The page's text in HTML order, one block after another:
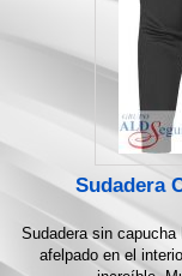
Sudadera
Sudadera sin
afelpado en el